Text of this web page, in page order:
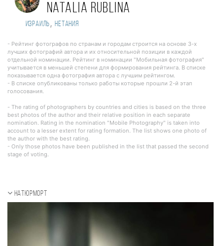
Natalia Rublina
Израиль, Нетания
- Рейтинг фотографов по странам и городам строится на основе 3-х
лучших фотографий автора и их относительной позиции в каждой
отдельной номинации. Рейтинг в номинации "Мобильная фотография"
учитывается в меньшей степени для формирования рейтинга. В списке
показывается одна фотография автора с лучшим рейтингом.
- В списке опубликованы только работы которые прошли 2-й этап
голосования.
- The rating of photographers by countries and cities is based on the three
best photos of the author and their relative position in each separate
nomination. Rating in the nomination "Mobile Photography" is taken into
account to a lesser extent for rating formation. The list shows one photo of
the author with the best rating.
- Only those photos have been published in the list that passed the second
stage of voting.
Натюрморт